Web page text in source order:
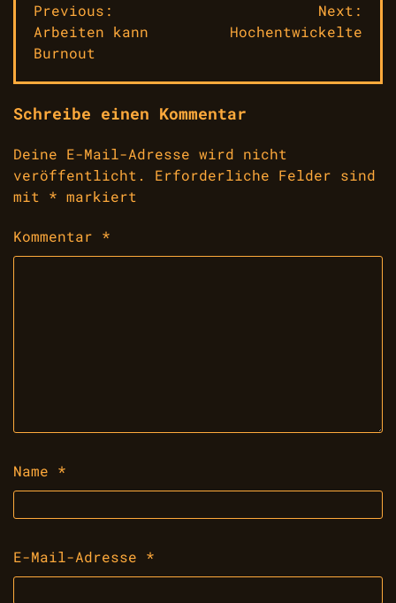
Beitragsnavigation
Previous:
Arbeiten kann
Burnout
Next:
Hochentwickelte
Schreibe einen Kommentar
Deine E-Mail-Adresse wird nicht
veröffentlicht.
Erforderliche Felder sind
mit * markiert
Kommentar *
Name *
E-Mail-Adresse *